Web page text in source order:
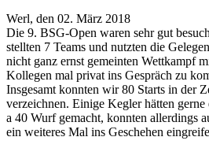
Werl, den 02. März 2018
Die 9. BSG-Open waren sehr gut
stellten 7 Teams und nutzten die
nicht ganz ernst gemeinten Wettkampf
Kollegen mal privat ins Gespräch zu
Insgesamt konnten wir 80 Starts in der
verzeichnen. Einige Kegler hätten
a 40 Wurf gemacht, konnten allerdings
ein weiteres Mal ins Geschehen